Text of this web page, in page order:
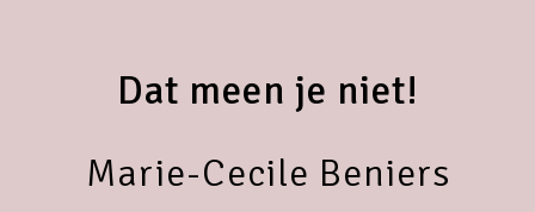
Dat meen je niet!
Marie-Cecile Beniers